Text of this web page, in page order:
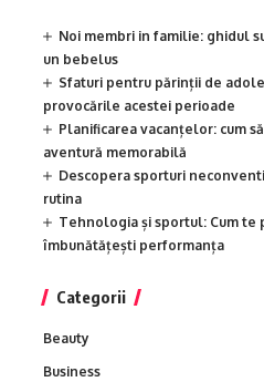
Noi membri in familie: ghidul
un bebelus
Sfaturi pentru părinții de
provocările acestei perioade
Planificarea vacanțelor: cum
aventură memorabilă
Descopera sporturi
rutina
Tehnologia și sportul: Cum
îmbunătățești performanța
Categorii
Beauty
Business